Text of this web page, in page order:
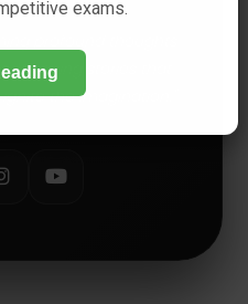
Weaving stories that
the imagination."
exams.